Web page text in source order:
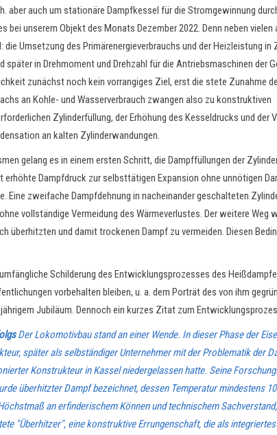
aber auch um stationäre Dampfkessel für die Stromgewinnung
bei unserem Objekt des Monats Dezember 2022. Denn neben vielen
die Umsetzung des Primärenergieverbrauchs und der Heizleistung in
in Drehmoment und Drehzahl für die Antriebsmaschinen der
zunächst noch kein vorrangiges Ziel, erst die stete Zunahme
an Kohle- und Wasserverbrauch zwangen also zu konstruktiven
Zylinderfüllung, der Erhöhung des Kesseldrucks und der
an kalten Zylinderwandungen.
gelang es in einem ersten Schritt, die Dampffüllungen der
erhöhte Dampfdruck zur selbsttätigen Expansion ohne unnötigen
Eine zweifache Dampfdehnung in nacheinander geschalteten
vollständige Vermeidung des Wärmeverlustes. Der weitere
überhitzten und damit trockenen Dampf zu vermeiden. Diesen
Schilderung des Entwicklungsprozesses des
vorbehalten bleiben, u. a. dem Porträt des von ihm
Jubiläum. Dennoch ein kurzes Zitat zum
Der Lokomotivbau stand an einer Wende. In dieser Phase der
später als selbständiger Unternehmer mit der Problematik der
Konstrukteur in Kassel niedergelassen hatte. Seine
überhitzter Dampf bezeichnet, dessen Temperatur mindestens
an erfinderischem Können und technischem
"Überhitzer", eine konstruktive Errungenschaft, die als